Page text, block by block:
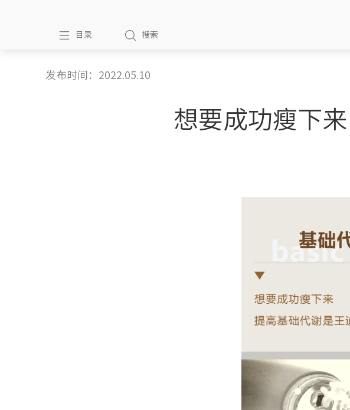
目录 搜索
发布时间：2022.05.10
想要成功瘦下